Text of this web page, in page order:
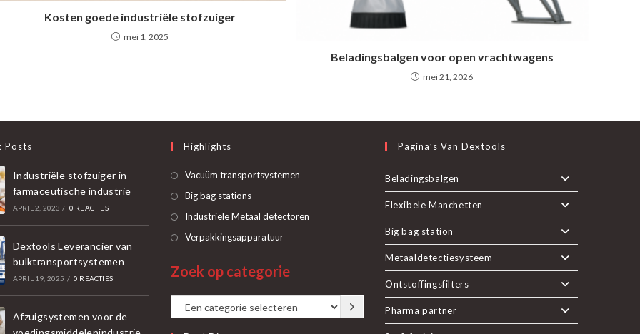
Kosten goede industriële stofzuiger
mei 1, 2025
Beladingsbalgen voor open vrachtwagens
mei 21, 2026
Posts
Industriële stofzuiger in
farmaceutische industrie
APRIL 2, 2023 / 0 REACTIES
Dextools Leverancier van
bulktransportsystemen
APRIL 19, 2025 / 0 REACTIES
Afzuigsystemen voor de
Highlights
Vacuüm transportsystemen
Big bag stationsOpent
in
tab
Industriële Metaal detectoren
VerpakkingsapparatuurOpent
een
tab
Zoek op categorie
Een
categorie
Pagina’s Van Dextools
Beladingsbalgen
Flexibele Manchetten
Big bag station
Metaaldetectiesysteem
Ontstoffingsfilters
Pharma partner